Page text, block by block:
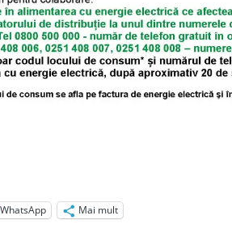
WhatsApp
Mai mult